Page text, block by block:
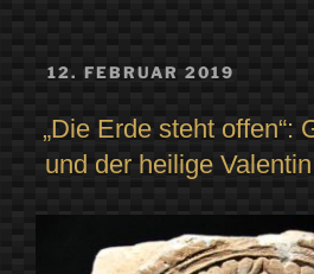
VERÖFFENTLICHT
12. FEBRUAR 2019
„Die Erde steht offen“:
und der heilige Valentin